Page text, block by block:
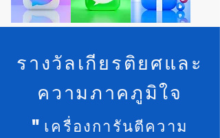
รางวัลเกียรติยศและ
ความภาคภูมิใจ
"เครื่องการันตีความ